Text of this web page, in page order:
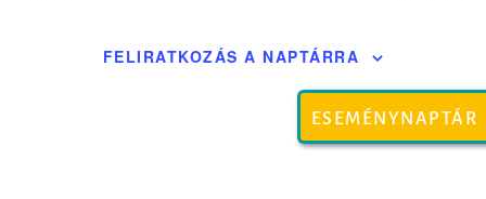
ESEMÉNYNAPTÁR
FELIRATKOZÁS A NAPTÁRRA